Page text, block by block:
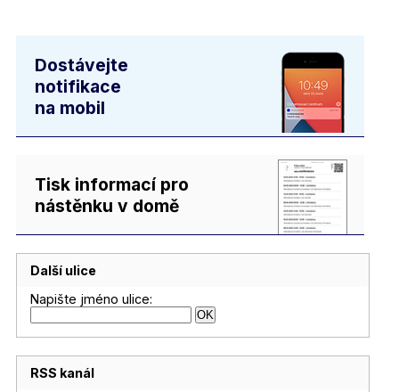
Dostávejte
notifikace
na mobil
Tisk informací pro
nástěnku v domě
Další ulice
Napište jméno ulice:
RSS kanál